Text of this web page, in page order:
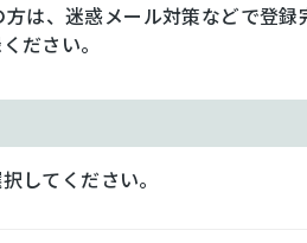
は、迷惑メール対策などで登録
ださい。
してください。